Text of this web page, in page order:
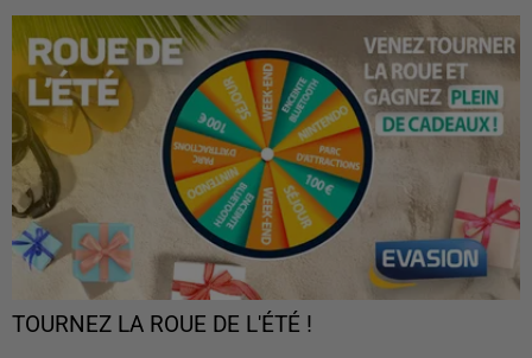
TOURNEZ LA ROUE DE L'ÉTÉ !